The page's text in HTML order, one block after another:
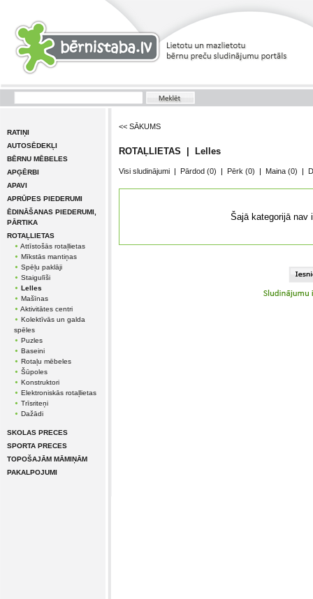
RATIŅI
AUTOSĒDEKĻI
BĒRNU MĒBELES
APĢĒRBI
APAVI
APRŪPES PIEDERUMI
ĒDINĀŠANAS PIEDERUMI,
PĀRTIKA
ROTAĻLIETAS
Attīstošās rotaļlietas
Mīkstās mantiņas
Spēļu paklāji
Staigulīši
Lelles
Mašīnas
Aktivitātes centri
Kolektīvās un galda
spēles
Puzles
Baseini
Rotaļu mēbeles
Šūpoles
Konstruktori
Elektroniskās rotaļlietas
Trīsriteņi
Dažādi
SKOLAS PRECES
SPORTA PRECES
TOPOŠAJĀM MĀMIŅĀM
PAKALPOJUMI
<< SĀKUMS
ROTAĻLIETAS | Lelles
Visi sludinājumi | Pārdod (0) | Pērk (0) | Maina (0) |
Šajā kategorijā nav